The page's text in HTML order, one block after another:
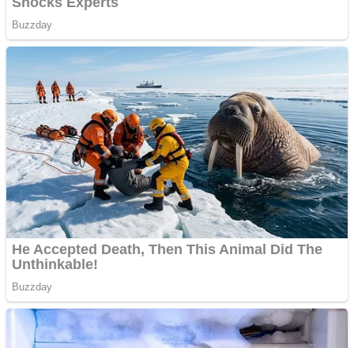
Cutit cositoare KUHN
Creez aplicatie
ANDROID pentru siteul
tau
ANDROID pentru siteul
Anuntul tau apare in mai
multe ziare online